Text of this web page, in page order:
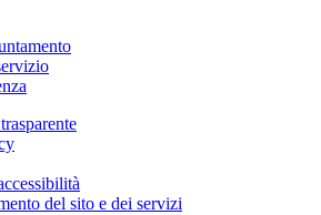
del sito e dei servizi